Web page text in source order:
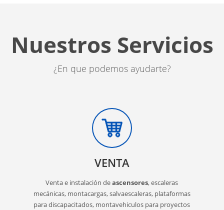
Nuestros Servicios
¿En que podemos ayudarte?
VENTA
Venta e instalación deascensores, escaleras
mecánicas, montacargas, salvaescaleras, plataformas
para discapacitados, montavehiculos para proyectos